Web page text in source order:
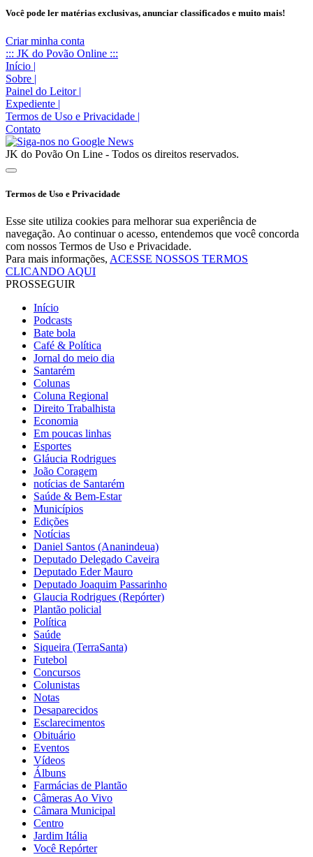
Você pode ler matérias exclusivas, anunciar classificados e muito mais!
Criar minha conta
::: JK do Povão Online :::
Início |
Sobre |
Painel do Leitor |
Expediente |
Termos de Uso e Privacidade |
Contato
JK do Povão On Line - Todos os direitos reservados.
Termos de Uso e Privacidade
Esse site utiliza cookies para melhorar sua experiência de
navegação. Ao continuar o acesso, entendemos que você concorda
com nossos Termos de Uso e Privacidade.
Para mais informações, ACESSE NOSSOS TERMOS
CLICANDO AQUI
PROSSEGUIR
Início
Podcasts
Bate bola
Café & Política
Jornal do meio dia
Santarém
Colunas
Coluna Regional
Direito Trabalhista
Economia
Em poucas linhas
Esportes
Gláucia Rodrigues
João Coragem
notícias de Santarém
Saúde & Bem-Estar
Municípios
Edições
Notícias
Daniel Santos (Ananindeua)
Deputado Delegado Caveira
Deputado Eder Mauro
Deputado Joaquim Passarinho
Glaucia Rodrigues (Repórter)
Plantão policial
Política
Saúde
Siqueira (TerraSanta)
Futebol
Concursos
Colunistas
Notas
Desaparecidos
Esclarecimentos
Obituário
Eventos
Vídeos
Álbuns
Farmácias de Plantão
Câmeras Ao Vivo
Câmara Municipal
Centro
Jardim Itália
Você Repórter